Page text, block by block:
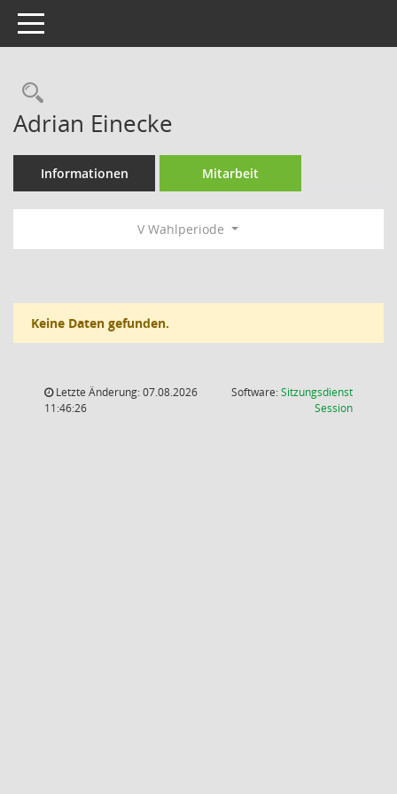
Toggle navigation
Rechercheauswahl
Adrian Einecke
Informationen Mitarbeit
V Wahlperiode
Keine Daten gefunden.
Letzte Änderung: 07.08.2026
11:46:26
Software:Sitzungsdienst
Session(Wird in